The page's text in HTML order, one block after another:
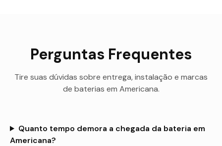
Perguntas Frequentes
Tire suas dúvidas sobre entrega, instalação e marcas
de baterias em Americana.
Quanto tempo demora a chegada da bateria em
Americana?